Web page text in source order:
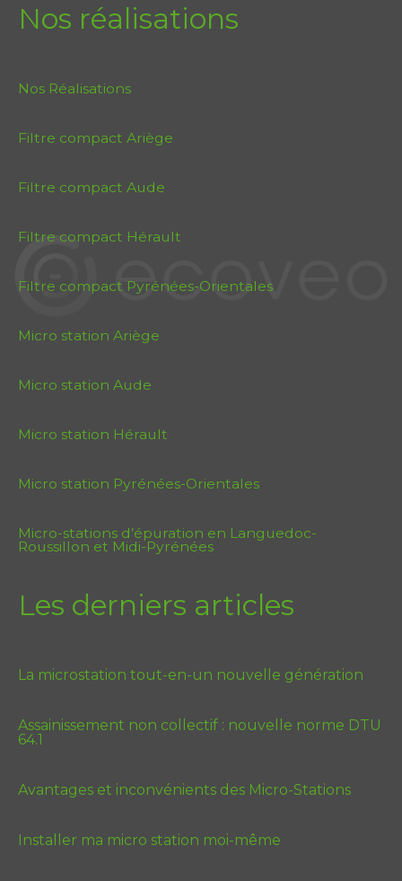
Nos réalisations
Nos Réalisations
Filtre compact Ariège
Filtre compact Aude
Filtre compact Hérault
Filtre compact Pyrénées-Orientales
Micro station Ariège
Micro station Aude
Micro station Hérault
Micro station Pyrénées-Orientales
Micro-stations d’épuration en Languedoc-
Roussillon et Midi-Pyrénées
Les derniers articles
La microstation tout-en-un nouvelle génération
Assainissement non collectif : nouvelle norme DTU
64.1
Avantages et inconvénients des Micro-Stations
Installer ma micro station moi-même